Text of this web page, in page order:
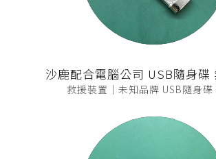
沙鹿配合電腦公司 USB隨身碟
救援裝置｜未知品牌 USB隨身碟